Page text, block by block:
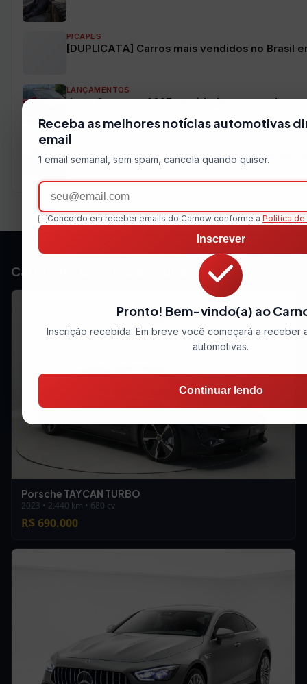
PICAPES
[DUPLICATA] Carros mais vendidos no Brasil
LANÇAMENTOS
Jeep Compass 2027: novidades esperadas,
LANÇAMENTOS
Citroën C3 Aircross 2027: o SUV de 7 lugares
Carros de Luxo em Destaque
Porsche TAYCAN TURBO
2023 • 2.440 km • 680 cv
R$ 690.000
Receba as melhores notícias automotivas
email
1 email semanal, sem spam, cancela quando quiser.
Email
Concordo em receber emails do Carnow conforme aPolítica
Inscrever
Pronto! Bem-vindo(a) ao
Inscrição recebida. Em breve você começará a receber
automotivas.
Continuar lendo